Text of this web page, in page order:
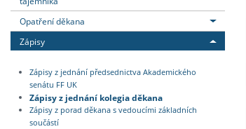
Opatření děkana
Zápisy
Zápisy z jednání předsednictva Akademického
senátu FF UK
Zápisy z jednání kolegia děkana
Zápisy z porad děkana s vedoucími základních
součástí